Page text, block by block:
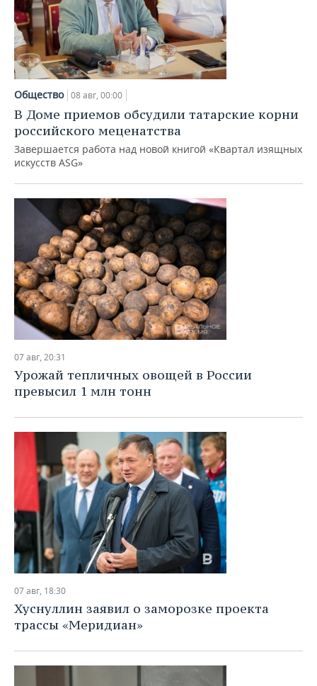
Общество 08 авг, 00:00
В Доме приемов обсудили татарские корни
российского меценатства
Завершается работа над новой книгой «Квартал изящных
искусств ASG»
07 авг, 20:31
Урожай тепличных овощей в России
превысил 1 млн тонн
07 авг, 18:30
Хуснуллин заявил о заморозке проекта
трассы «Меридиан»